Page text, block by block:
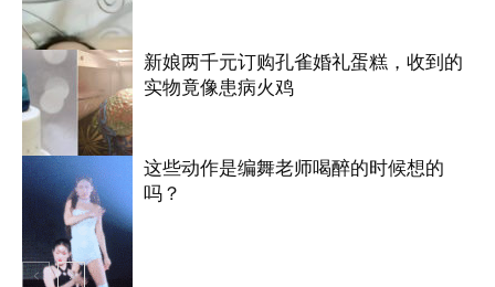
搞笑
国际
新娘两千元订购孔雀婚礼蛋糕，收到的
实物竟像患病火鸡
这些动作是编舞老师喝醉的时候想的
吗？